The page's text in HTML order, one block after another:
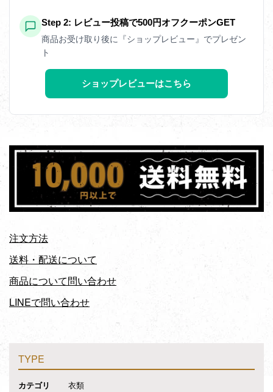
Step 2: レビュー投稿で500円オフクーポンGET
商品お受け取り後に『ショップレビュー』でプレゼン
ト
ショップレビューはこちら
注文方法
送料・配送について
商品について問い合わせ
LINEで問い合わせ
TYPE
カテゴリ 衣類